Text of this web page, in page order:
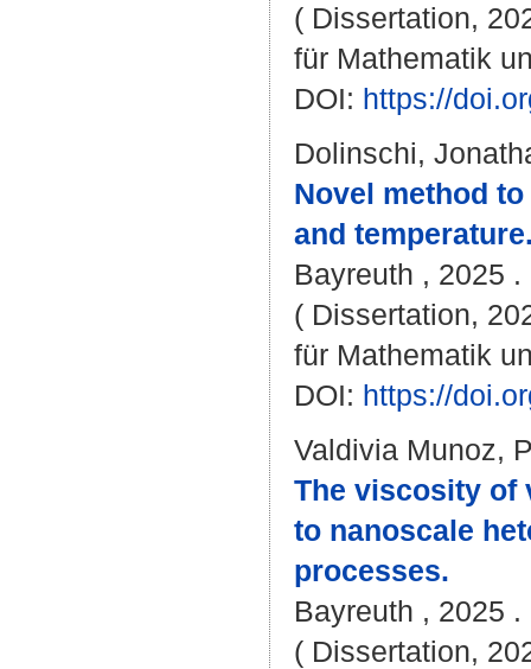
( Dissertation,
für Mathematik
DOI: https://
Dolinschi,
Novel method
and
Bayreuth , 2025
( Dissertation,
für Mathematik
DOI: https://
Valdivia Munoz,
The viscosity of
to nanoscale
processes.
Bayreuth , 2025 .
( Dissertation,